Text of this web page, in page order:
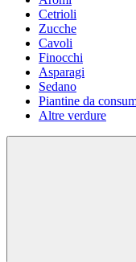
Cetrioli
Zucche
Cavoli
Finocchi
Asparagi
Sedano
Piantine da
Altre verdure